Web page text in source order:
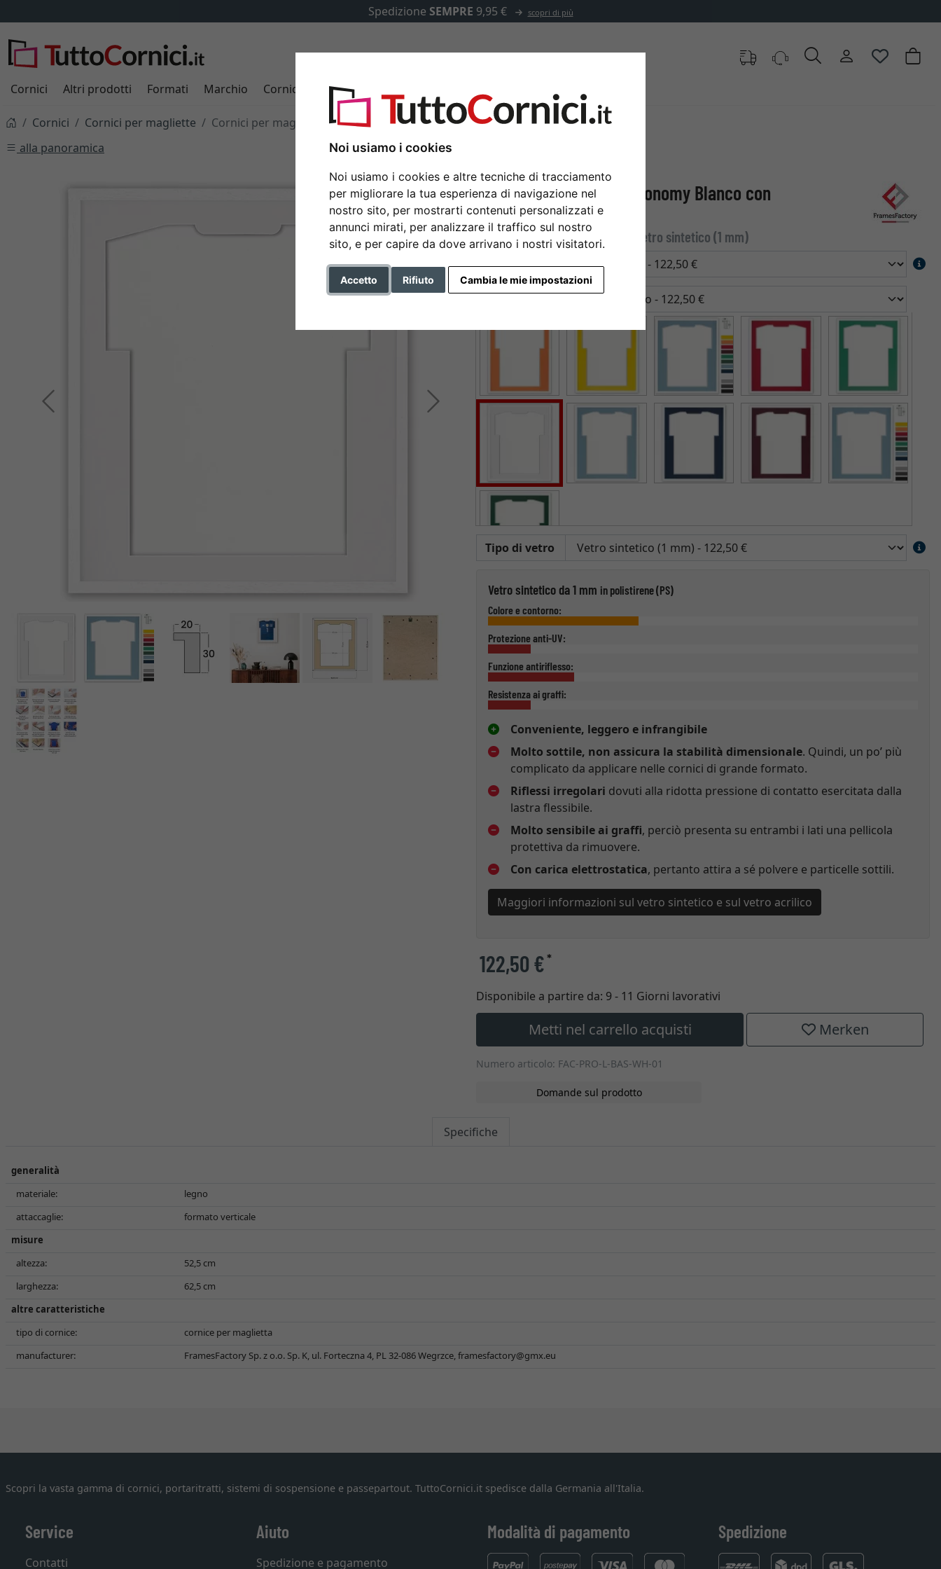
Noi usiamo i cookies
Noi usiamo i cookies e altre tecniche di tracciamento
per migliorare la tua esperienza di navigazione nel
nostro sito, per mostrarti contenuti personalizzati e
annunci mirati, per analizzare il traffico sul nostro
sito, e per capire da dove arrivano i nostri visitatori.
Accetto Rifiuto Cambia le mie impostazioni
Spedizione SEMPRE 9,95 € scopri di più
Cornici Altri prodotti Formati Marchio Cornici su misura
Cornici Cornici per magliette
Cornici per magliette Economy Blanco con passepartout
alla panoramica
Indietro Avanti
Cornici per magliette Economy Blanco con
passepartout
52,5x62,5 cm | bianco-bianco | Vetro sintetico (1 mm)
Formato
Tipo di vetro
Vetro sintetico da 1 mm in polistirene (PS)
Colore e contorno:
Protezione anti-UV:
Funzione antiriflesso:
Resistenza ai graffi:
Conveniente, leggero e infrangibile
Molto sottile, non assicura la stabilità dimensionale. Quindi, un po’ più
complicato da applicare nelle cornici di grande formato.
Riflessi irregolari dovuti alla ridotta pressione di contatto esercitata dalla
lastra flessibile.
Molto sensibile ai graffi, perciò presenta su entrambi i lati una pellicola
protettiva da rimuovere.
Con carica elettrostatica, pertanto attira a sé polvere e particelle sottili.
Maggiori informazioni sul vetro sintetico e sul vetro acrilico
122,50 €*
Disponibile a partire da: 9 - 11 Giorni lavorativi
Metti nel carrello acquisti Merken
Numero articolo: FAC-PRO-L-BAS-WH-01
Domande sul prodotto
Specifiche
generalità
materiale:
legno
attaccaglie:
formato verticale
misure
altezza:
52,5 cm
larghezza:
62,5 cm
altre caratteristiche
tipo di cornice:
cornice per maglietta
manufacturer:
FramesFactory Sp. z o.o. Sp. K, ul. Forteczna 4, PL 32-086 Wegrzce,framesfactory@gmx.eu
Scopri la vasta gamma di cornici, portaritratti, sistemi di sospensione e passepartout. TuttoCornici.it spedisce dalla Germania all'Italia.
Service
Contatti
Aiuto
Spedizione e pagamento
Modalità di pagamento Spedizione